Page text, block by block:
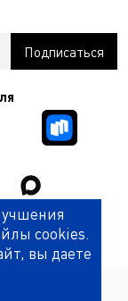
cookies.
вы даете